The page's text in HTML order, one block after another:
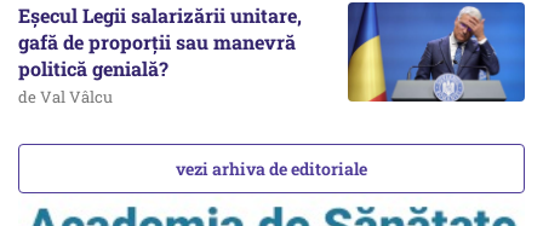
Eșecul Legii salarizării unitare,
gafă de proporții sau manevră
politică genială?
de Val Vâlcu
vezi arhiva de editoriale